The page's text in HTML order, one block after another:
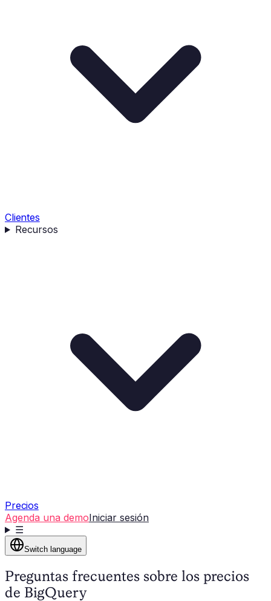
Clientes
Recursos
Precios
Agenda una demoIniciar sesión
☰
Switch language
Preguntas frecuentes sobre los precios
de BigQuery